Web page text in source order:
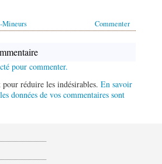
Commenter
Mineurs
pour commenter.
réduire les indésirables. En savoir
données de vos commentaires sont